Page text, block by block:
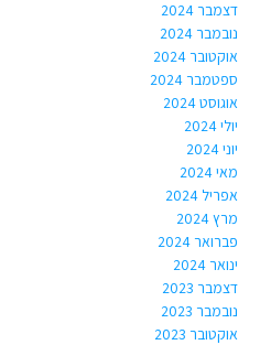
דצמבר 2024
נובמבר 2024
אוקטובר 2024
ספטמבר 2024
אוגוסט 2024
יולי 2024
יוני 2024
מאי 2024
אפריל 2024
מרץ 2024
פברואר 2024
ינואר 2024
דצמבר 2023
נובמבר 2023
אוקטובר 2023